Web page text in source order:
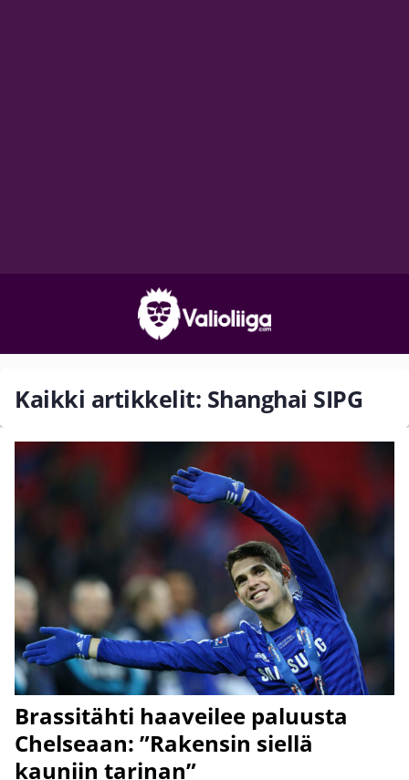
Kaikki artikkelit: Shanghai SIPG
Brassitähti haaveilee paluusta
Chelseaan: ”Rakensin siellä
kauniin tarinan”